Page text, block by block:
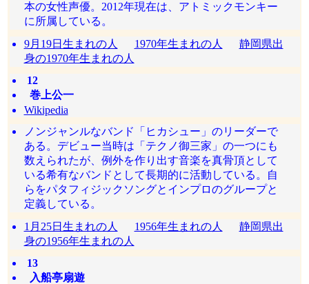
本の女性声優。2012年現在は、アトミックモンキー
に所属している。
9月19日生まれの人
1970年生まれの人
静岡県出
身の1970年生まれの人
12
巻上公一
Wikipedia
ノンジャンルなバンド「ヒカシュー」のリーダーで
ある。デビュー当時は「テクノ御三家」の一つにも
数えられたが、例外を作り出す音楽を真骨頂として
いる希有なバンドとして長期的に活動している。自
らをパタフィジックソングとインプロのグループと
定義している。
1月25日生まれの人
1956年生まれの人
静岡県出
身の1956年生まれの人
13
入船亭扇遊